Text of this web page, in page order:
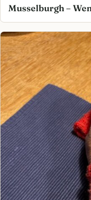
Musselburgh –